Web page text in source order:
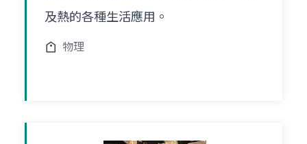
及熱的各種生活應用。
物理